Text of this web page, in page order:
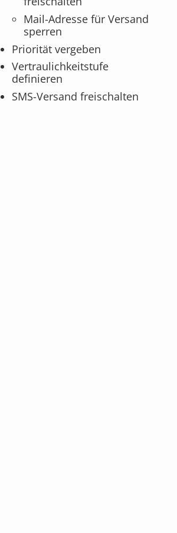
Mail-Adresse für Versand
sperren
Priorität vergeben
Vertraulichkeitstufe
definieren
SMS-Versand freischalten